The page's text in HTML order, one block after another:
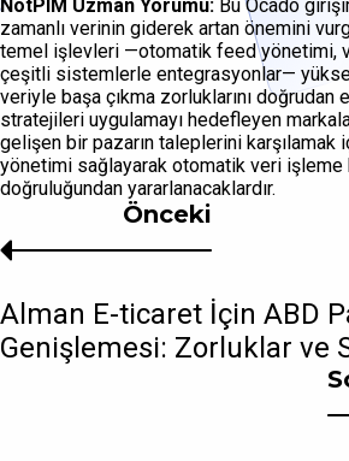
NotPIM Uzman Yorumu: Bu Ocado
zamanlı verinin giderek artan önemini
temel işlevleri —otomatik feed yönetimi,
çeşitli sistemlerle entegrasyonlar—
veriyle başa çıkma zorluklarını doğrudan
stratejileri uygulamayı hedefleyen
gelişen bir pazarın taleplerini karşılamak
yönetimi sağlayarak otomatik veri işleme
doğruluğundan yararlanacaklardır.
Önceki
Alman E-ticaret İçin ABD
Genişlemesi: Zorluklar ve